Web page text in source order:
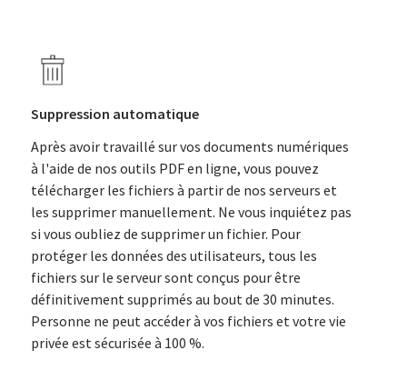
Suppression automatique
Après avoir travaillé sur vos documents numériques
à l'aide de nos outils PDF en ligne, vous pouvez
télécharger les fichiers à partir de nos serveurs et
les supprimer manuellement. Ne vous inquiétez pas
si vous oubliez de supprimer un fichier. Pour
protéger les données des utilisateurs, tous les
fichiers sur le serveur sont conçus pour être
définitivement supprimés au bout de 30 minutes.
Personne ne peut accéder à vos fichiers et votre vie
privée est sécurisée à 100 %.